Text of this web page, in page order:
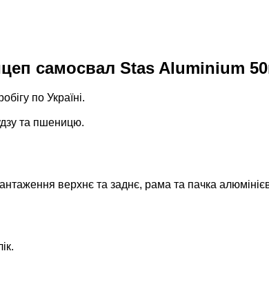
самосвал Stas Aluminium
по Україні.
та пшеницю.
верхнє та заднє, рама та пачка